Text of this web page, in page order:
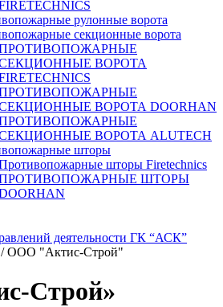
рулонные ворота
секционные ворота
ВОРОТА
ВОРОТА DOORHAN
ВОРОТА ALUTECH
шторы
шторы Firetechnics
ШТОРЫ
деятельности ГК “АСК”
/ООО "Актис-Строй"
Строй»